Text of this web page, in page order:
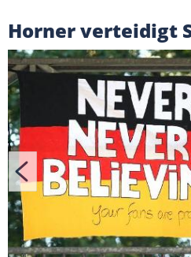
Horner verteidigt